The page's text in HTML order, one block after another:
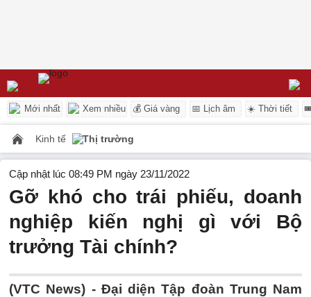
Mới nhất Xem nhiều 💰 Giá vàng 📅 Lịch âm ☀️ Thời tiết
Kinh tế Thị trường
Cập nhật lúc 08:49 PM ngày 23/11/2022
Gỡ khó cho trái phiếu, doanh
nghiệp kiến nghị gì với Bộ
trưởng Tài chính?
(VTC News) - Đại diện Tập đoàn Trung Nam